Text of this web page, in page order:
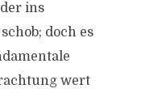
ins
doch es
wert